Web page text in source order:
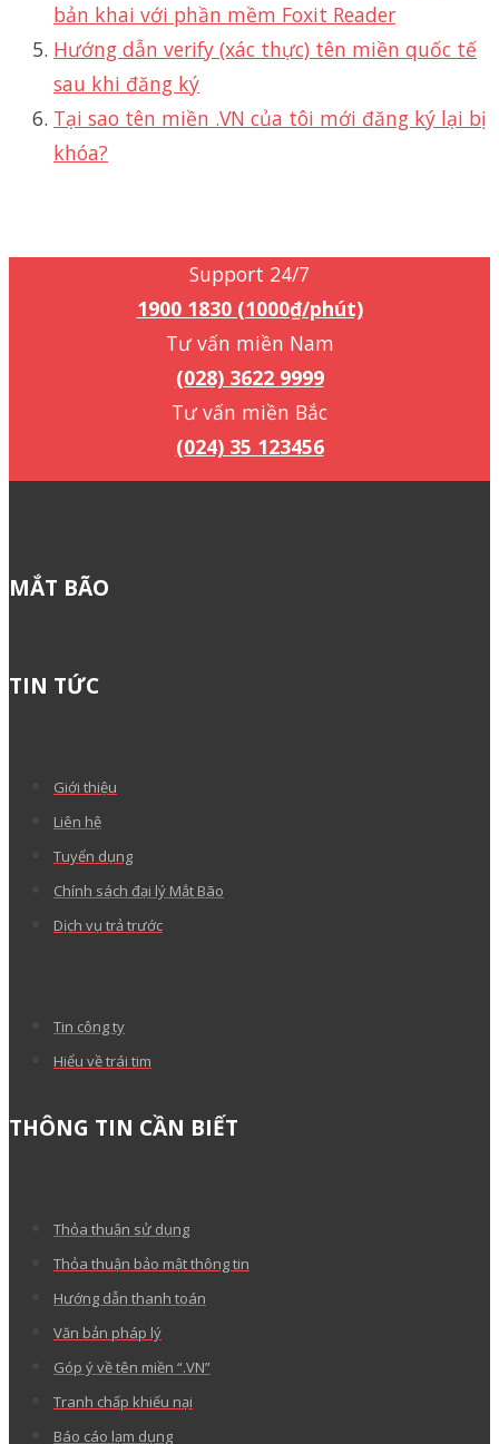
bản khai với phần mềm Foxit Reader
Hướng dẫn verify (xác thực) tên miền quốc tế
sau khi đăng ký
Tại sao tên miền .VN của tôi mới đăng ký lại bị
khóa?
Support 24/7
1900 1830 (1000₫/phút)
Tư vấn miền Nam
(028) 3622 9999
Tư vấn miền Bắc
(024) 35 123456
MẮT BÃO
TIN TỨC
Giới thiệu
Liên hệ
Tuyển dụng
Chính sách đại lý Mắt Bão
Dịch vụ trả trước
Tin công ty
Hiểu về trái tim
THÔNG TIN CẦN BIẾT
Thỏa thuận sử dụng
Thỏa thuận bảo mật thông tin
Hướng dẫn thanh toán
Văn bản pháp lý
Góp ý về tên miền “.VN”
Tranh chấp khiếu nại
Báo cáo lạm dụng